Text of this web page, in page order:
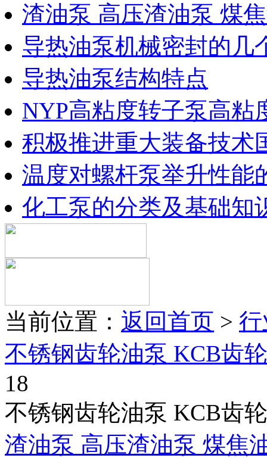
渣油泵 高压渣油泵 煤
导热油泵机械密封的几
导热油泵结构特点
NYP高粘度转子泵高粘
积极推进重大装备技术
温度对螺杆泵举升性能
化工泵的分类及基础知
当前位置： 返回首页 >
不锈钢齿轮油泵 KCB齿
18
不锈钢齿轮油泵 KCB齿
渣油泵 高压渣油泵 煤焦